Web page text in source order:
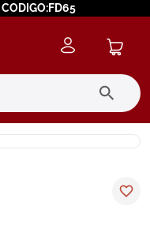
CODIGO:FD65